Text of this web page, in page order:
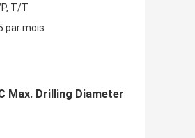
T/T
par mois
Max. Drilling Diameter